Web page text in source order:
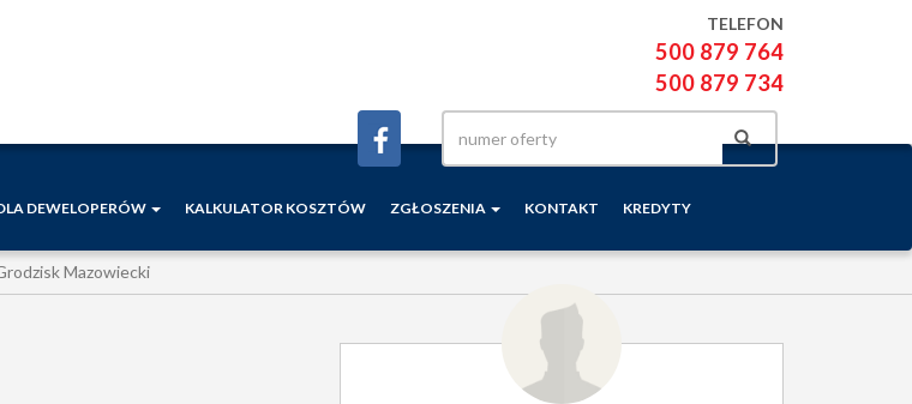
TELEFON
500 879 764
500 879 734
DEWELOPERÓW KALKULATOR KOSZTÓW ZGŁOSZENIA KONTAKT KREDYTY
Mazowiecki